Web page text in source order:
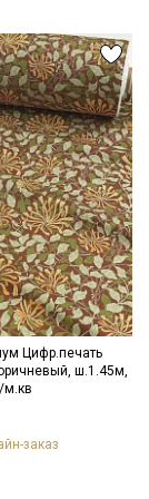
цвета
и в
Цифр.печать
ш.1.45м,
м.кв
заказ